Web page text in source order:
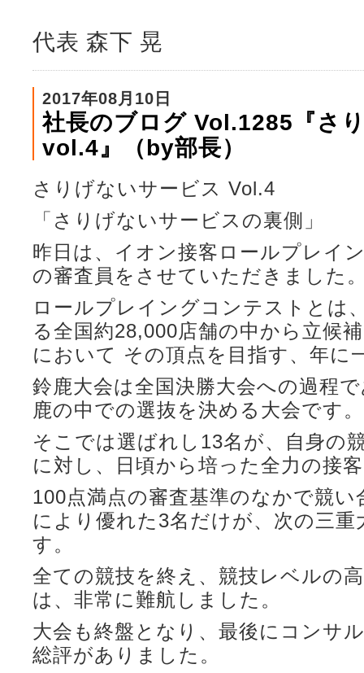
代表 森下 晃
2017年08月10日
社長のブログ Vol.1285『さ
vol.4』（by部長）
さりげないサービス Vol.4
「さりげないサービスの裏側」
昨日は、イオン接客ロールプレイ
の審査員をさせていただきました
ロールプレイングコンテストとは
る全国約28,000店舗の中から立候
において その頂点を目指す、年に
鈴鹿大会は全国決勝大会への過程
鹿の中での選抜を決める大会です。
そこでは選ばれし13名が、自身の
に対し、日頃から培った全力の接
100点満点の審査基準のなかで競
により優れた3名だけが、次の三
す。
全ての競技を終え、競技レベルの
は、非常に難航しました。
大会も終盤となり、最後にコンサ
総評がありました。